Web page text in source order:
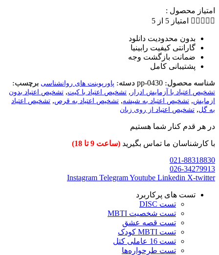
امتیاز محصول :
     امتیاز 5 از 5
بدون محدودیت دانلود
گارانتی کیفیت رابینیا
ضمانت بازگشت وجه​
پشتیبانی کامل
شناسه محصول: pp-0430 دسته: پاورپوینت های روانشناسی برچسب:
تشخیص اعتیاد با آزمایش ادرار , تشخیص اعتیاد با کیت, تشخیص اعتیاد بدون
ازمایش, تشخیص اعتیاد به شیشه, تشخیص اعتیاد به قرص, تشخیص اعتیاد
به گل, تشخیص اعتیاد از روی زبان
در هر قدم کنار شما هستیم
با کارشناسان ما تماس بگیرید (ساعت 9 تا 18)
021-88318830
026-34279913
Instagram TelegramYoutube Linkedin X-twitter
تست های پرکاربرد
تست DISC
تست شخصیت MBTI
تست قصه عشق
تست MBTI کودک
تست 16 عاملی کتل
تست طرحواره‌ها